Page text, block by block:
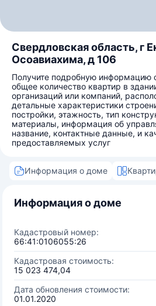
Свердловская область, г
Осоавиахима, д 106
Получите подробную информацию
общее количество квартир в
организаций или компаний,
детальные характеристики
постройки, этажность, тип
материалы, информация об
название, контактные данные, и
предоставляемых услуг
Информация о доме
Информация о доме
Кадастровый номер:
66:41:0106055:26
Кадастровая стоимость:
15 023 474,04
Дата обновления стоимости:
01.01.2020